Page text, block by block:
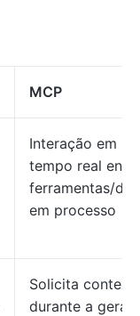
MCP
Interação em
tempo real entre
ferramentas/
em processo
Solicita
durante a